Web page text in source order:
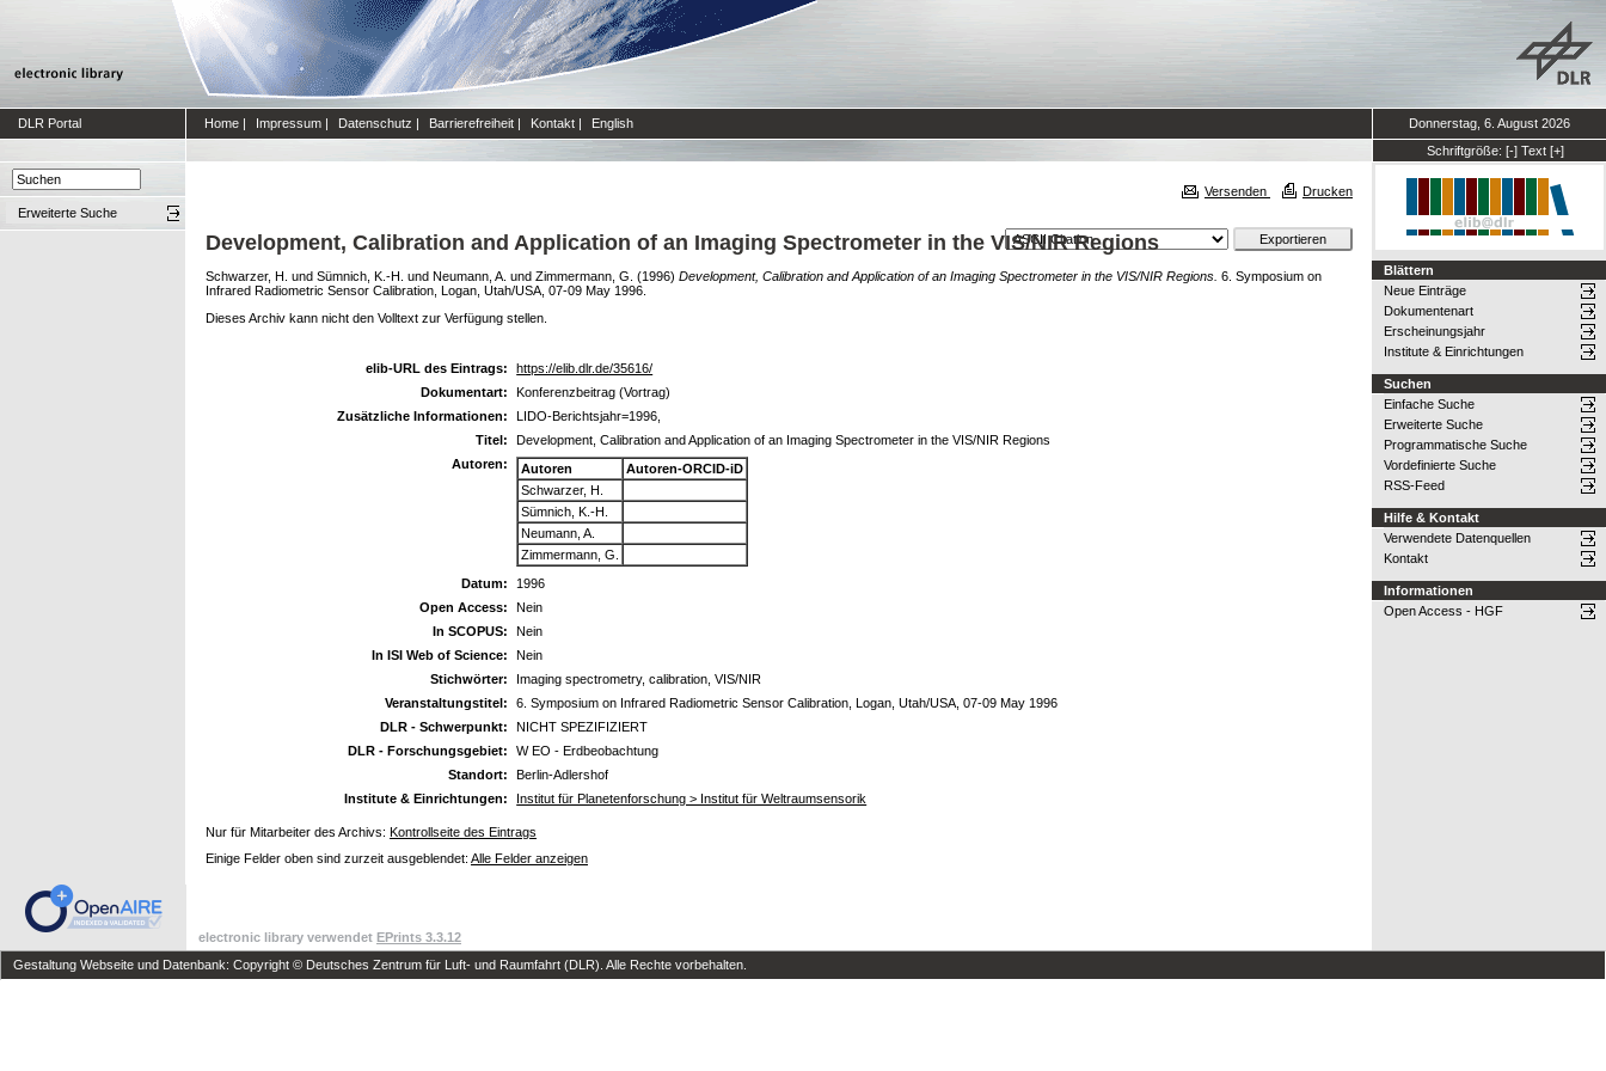
DLR Portal Home | Impressum | Datenschutz | Barrierefreiheit | Kontakt | English
Donnerstag, 6. August 2026
Schriftgröße: [-] Text [+]
Erweiterte Suche
Versenden Drucken
Development, Calibration and Application of an Imaging Spectrometer in the VIS/NIR Regions
Schwarzer, H. und Sümnich, K.-H. und Neumann, A. und Zimmermann, G. (1996) Development, Calibration and Application of an Imaging Spectrometer in the VIS/NIR Regions. 6. Symposium on
Infrared Radiometric Sensor Calibration, Logan, Utah/USA, 07-09 May 1996.
Dieses Archiv kann nicht den Volltext zur Verfügung stellen.
elib-URL des Eintrags:
https://elib.dlr.de/35616/
Dokumentart:
Konferenzbeitrag (Vortrag)
Zusätzliche Informationen:
LIDO-Berichtsjahr=1996,
Titel:
Development, Calibration and Application of an Imaging Spectrometer in the VIS/NIR Regions
Autoren:
Autoren
Autoren-ORCID-iD
Schwarzer, H.
Sümnich, K.-H.
Neumann, A.
Zimmermann, G.
Datum:
1996
Open Access:
Nein
In SCOPUS:
Nein
In ISI Web of Science:
Nein
Stichwörter:
Imaging spectrometry, calibration, VIS/NIR
Veranstaltungstitel:
6. Symposium on Infrared Radiometric Sensor Calibration, Logan, Utah/USA, 07-09 May 1996
DLR - Schwerpunkt:
NICHT SPEZIFIZIERT
DLR - Forschungsgebiet:
W EO - Erdbeobachtung
Standort:
Berlin-Adlershof
Institute & Einrichtungen:
Institut für Planetenforschung > Institut für Weltraumsensorik
Nur für Mitarbeiter des Archivs: Kontrollseite des Eintrags
Einige Felder oben sind zurzeit ausgeblendet: Alle Felder anzeigen
Blättern
Neue Einträge
Dokumentenart
Erscheinungsjahr
Institute & Einrichtungen
Suchen
Einfache Suche
Erweiterte Suche
Programmatische Suche
Vordefinierte Suche
RSS-Feed
Hilfe & Kontakt
Verwendete Datenquellen
Kontakt
Informationen
Open Access - HGF
electronic library verwendet EPrints 3.3.12
Gestaltung Webseite und Datenbank: Copyright © Deutsches Zentrum für Luft- und Raumfahrt (DLR). Alle Rechte vorbehalten.